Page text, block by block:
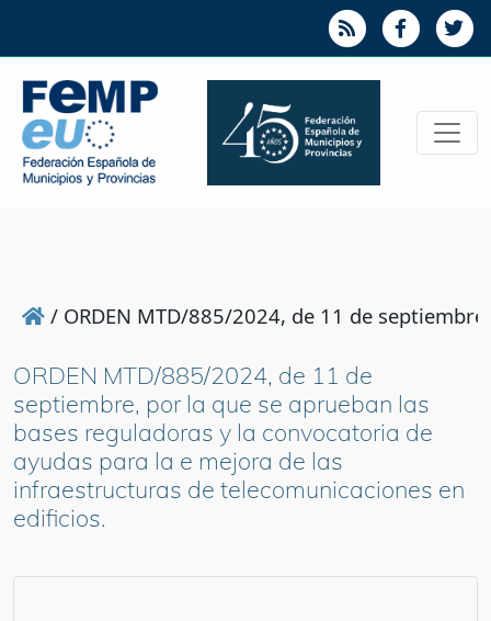
/ ORDEN MTD/885/2024, de 11 de
ORDEN MTD/885/2024, de 11 de
septiembre, por la que se aprueban las
bases reguladoras y la convocatoria de
ayudas para la e mejora de las
infraestructuras de telecomunicaciones en
edificios.